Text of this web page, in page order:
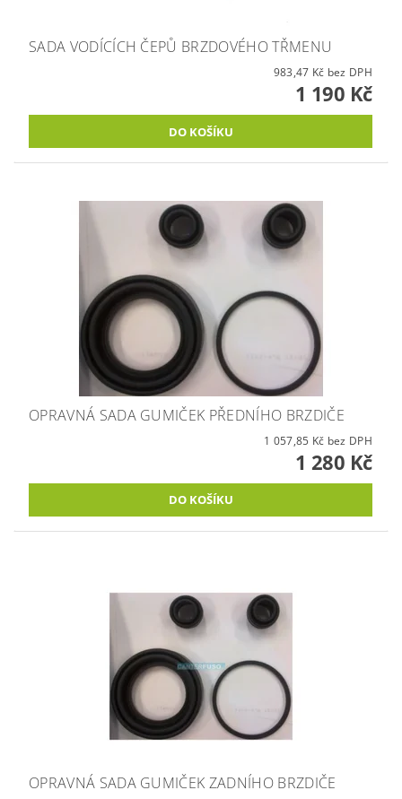
SADA VODÍCÍCH ČEPŮ BRZDOVÉHO TŘMENU
983,47 Kč bez DPH
1 190 Kč
OPRAVNÁ SADA GUMIČEK PŘEDNÍHO BRZDIČE
1 057,85 Kč bez DPH
1 280 Kč
OPRAVNÁ SADA GUMIČEK ZADNÍHO BRZDIČE